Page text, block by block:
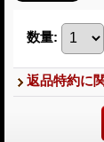
数量:
返品特約に